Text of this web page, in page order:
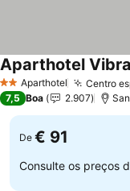
2 EstrelasAparthotel Centro
Aparthotel
7,5 Boa 2.907
De € 91
Consulte os preços